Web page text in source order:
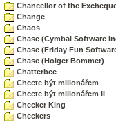
Chancellor of the
Change
Chaos
Chase (Cymbal Software
Chase (Friday Fun
Chase (Holger Bommer)
Chatterbee
Chcete být milionářem
Chcete být milionářem II
Checker King
Checkers